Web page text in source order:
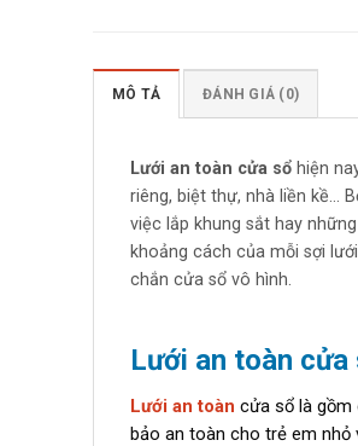
MÔ TẢ ĐÁNH GIÁ (0)
Lưới an toàn cửa sổ hiện
riêng, biệt thự, nhà liền kề…
việc lắp khung sắt hay
khoảng cách của mỗi sợi
chắn cửa sổ vô hình.
Lưới an toàn cửa
Lưới an toàn cửa sổ là
bảo an toàn cho trẻ em nhỏ